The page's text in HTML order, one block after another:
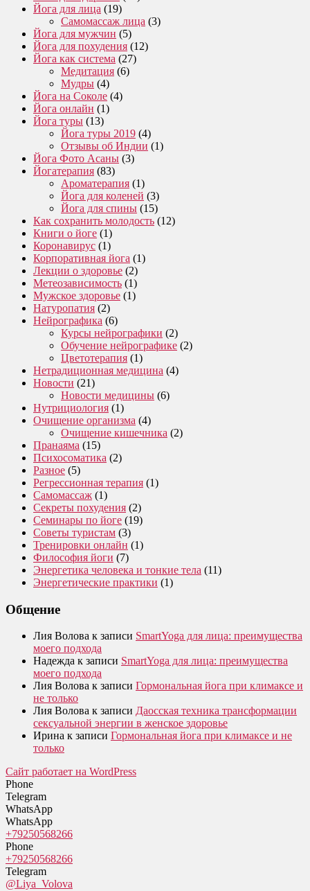
Йога для лица (19)
Самомассаж лица (3)
Йога для мужчин (5)
Йога для похудения (12)
Йога как система (27)
Медитация (6)
Мудры (4)
Йога на Соколе (4)
Йога онлайн (1)
Йога туры (13)
Йога туры 2019 (4)
Отзывы об Индии (1)
Йога Фото Асаны (3)
Йогатерапия (83)
Ароматерапия (1)
Йога для коленей (3)
Йога для спины (15)
Как сохранить молодость (12)
Книги о йоге (1)
Коронавирус (1)
Корпоративная йога (1)
Лекции о здоровье (2)
Метеозависимость (1)
Мужское здоровье (1)
Натуропатия (2)
Нейрографика (6)
Курсы нейрографики (2)
Обучение нейрографике (2)
Цветотерапия (1)
Нетрадиционная медицина (4)
Новости (21)
Новости медицины (6)
Нутрициология (1)
Очищение организма (4)
Очищение кишечника (2)
Пранаяма (15)
Психосоматика (2)
Разное (5)
Регрессионная терапия (1)
Самомассаж (1)
Секреты похудения (2)
Семинары по йоге (19)
Советы туристам (3)
Тренировки онлайн (1)
Философия йоги (7)
Энергетика человека и тонкие тела (11)
Энергетические практики (1)
Общение
Лия Волова к записи SmartYoga для лица: преимущества
моего подхода
Надежда к записи SmartYoga для лица: преимущества
моего подхода
Лия Волова к записи Гормональная йога при климаксе и
не только
Лия Волова к записи Даосская техника трансформации
сексуальной энергии в женское здоровье
Ирина к записи Гормональная йога при климаксе и не
только
Сайт работает на WordPress
Phone
Telegram
WhatsApp
WhatsApp
+79250568266
Phone
+79250568266
Telegram
@Liya_Volova